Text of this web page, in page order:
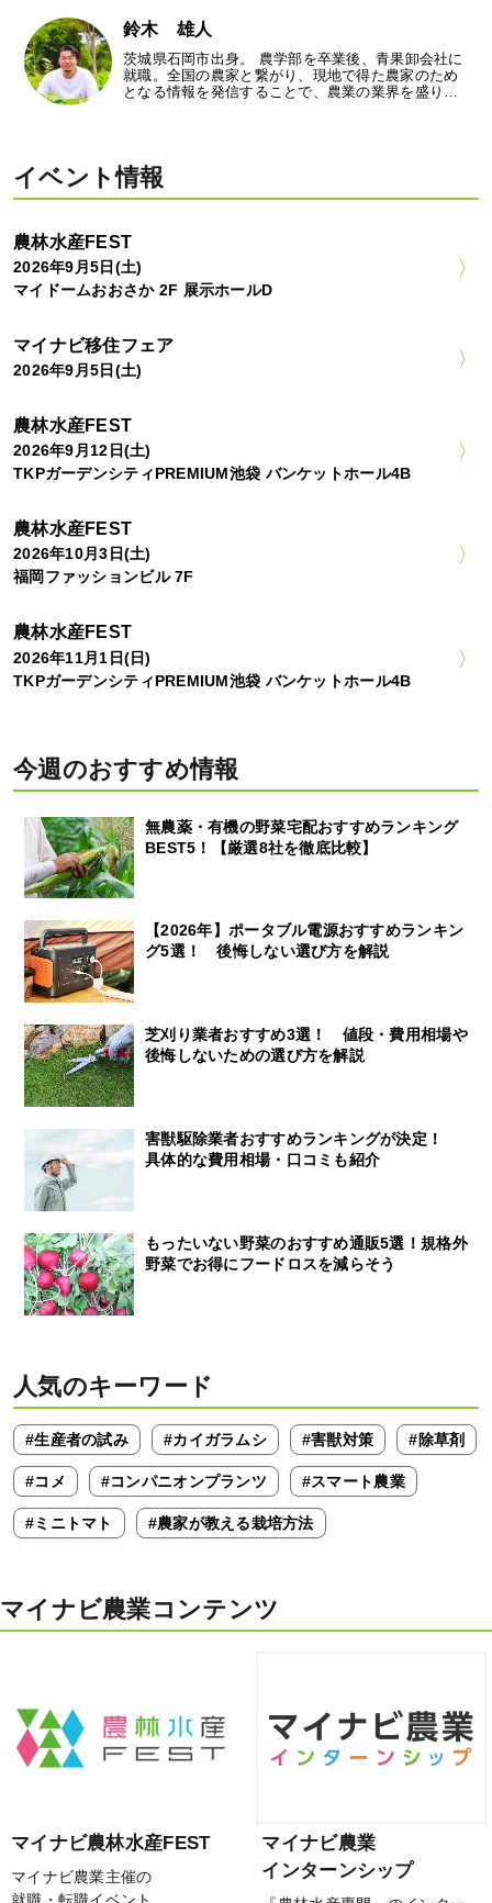
鈴木 雄人
茨城県石岡市出身。 農学部を卒業後、青果卸会社に
就職。全国の農家と繋がり、現地で得た農家のため
となる情報を発信することで、農業の業界を盛り…
イベント情報
農林水産FEST
2026年9月5日(土)
マイドームおおさか 2F 展示ホールD
マイナビ移住フェア
2026年9月5日(土)
農林水産FEST
2026年9月12日(土)
TKPガーデンシティPREMIUM池袋 バンケットホール4B
農林水産FEST
2026年10月3日(土)
福岡ファッションビル 7F
農林水産FEST
2026年11月1日(日)
TKPガーデンシティPREMIUM池袋 バンケットホール4B
今週のおすすめ情報
無農薬・有機の野菜宅配おすすめランキング
BEST5！【厳選8社を徹底比較】
【2026年】ポータブル電源おすすめランキン
グ5選！ 後悔しない選び方を解説
芝刈り業者おすすめ3選！ 値段・費用相場や
後悔しないための選び方を解説
害獣駆除業者おすすめランキングが決定！
具体的な費用相場・口コミも紹介
もったいない野菜のおすすめ通販5選！規格外
野菜でお得にフードロスを減らそう
人気のキーワード
#生産者の試み #カイガラムシ #害獣対策 #除草剤
#コメ #コンパニオンプランツ #スマート農業
#ミニトマト #農家が教える栽培方法
マイナビ農業コンテンツ
マイナビ農林水産FEST
マイナビ農業主催の
マイナビ農業
インターンシップ